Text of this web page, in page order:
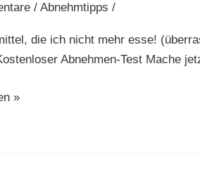
/ Abnehmtipps /
die ich nicht mehr esse!
Abnehmen-Test Mache
»